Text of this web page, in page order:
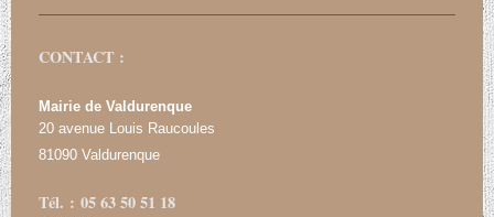
CONTACT :
Mairie de Valdurenque
20 avenue Louis Raucoules
81090 Valdurenque
Tél. : 05 63 50 51 18